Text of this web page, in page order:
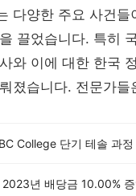
다양한 주요 사건들
끌었습니다. 특히
와 이에 대한 한국
졌습니다. 전문가들
College 단기 테솔 과정
2023년 배당금 10.00%